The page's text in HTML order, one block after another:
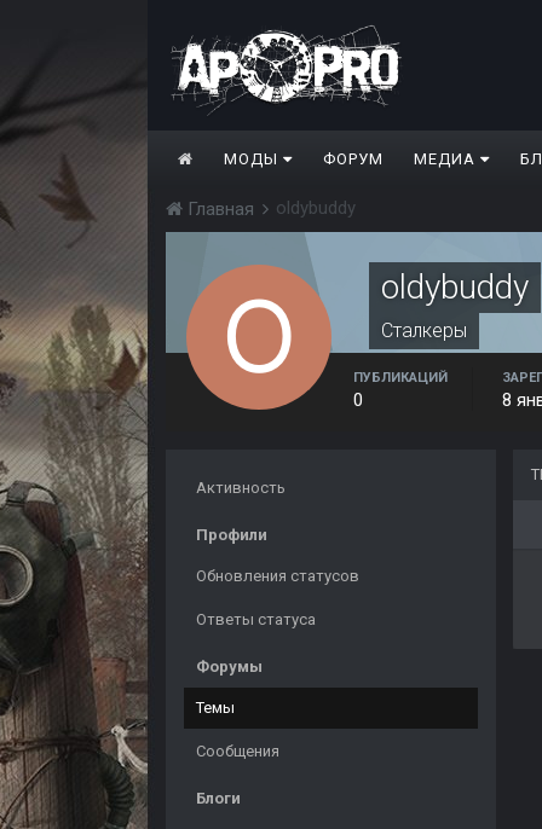
МОДЫ ФОРУМ МЕДИА
Главная oldybuddy
oldybuddy
Сталкеры
ПУБЛИКАЦИЙ
0 8
Активность
Профили
Обновления статусов
Ответы статуса
Форумы
Темы
Сообщения
Блоги